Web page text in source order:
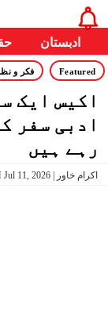
ادبستان
Featured فکر و
اکیس ایک
ادبی سفر
رہے ہیں
04:24 PM Jul 11, 2026 | اکرام خاور